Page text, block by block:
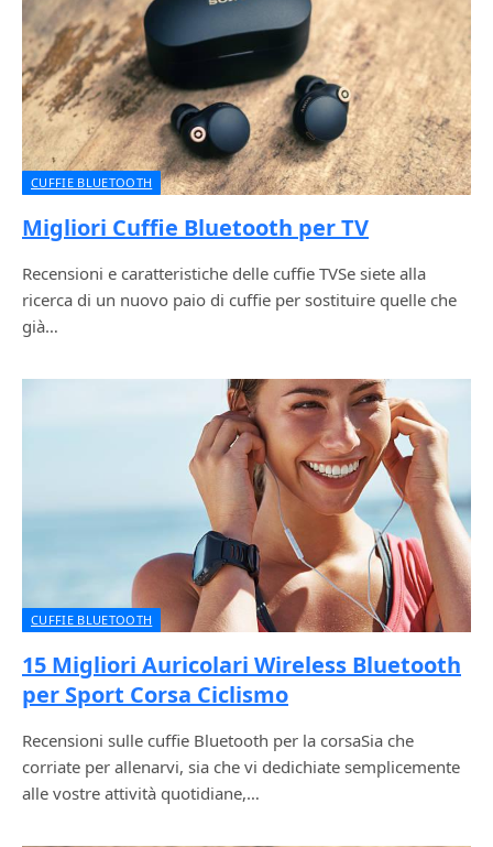
CUFFIE BLUETOOTH
Migliori Cuffie Bluetooth per TV
Recensioni e caratteristiche delle cuffie TVSe siete alla
ricerca di un nuovo paio di cuffie per sostituire quelle che
già…
CUFFIE BLUETOOTH
15 Migliori Auricolari Wireless Bluetooth
per Sport Corsa Ciclismo
Recensioni sulle cuffie Bluetooth per la corsaSia che
corriate per allenarvi, sia che vi dedichiate semplicemente
alle vostre attività quotidiane,…